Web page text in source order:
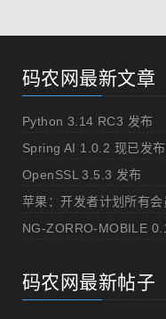
码农网最新文章
Python 3.14 RC3 发布
Spring AI 1.0.2 现已发布
OpenSSL 3.5.3 发布
苹果：开发者计划所有
码农网最新帖子